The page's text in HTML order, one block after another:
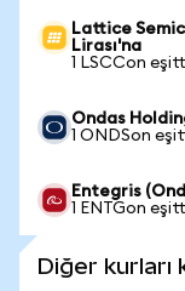
Lattice
Lirası'na
1 LSCCon
Ondas
1 ONDSon
Entegris
1 ENTGon
Diğer kurları